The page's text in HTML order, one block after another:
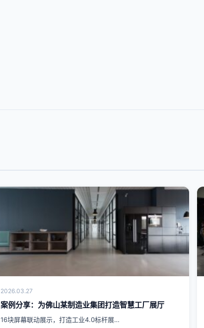
2026.03.27
案例分享：为佛山某制造业集团打造智慧工厂展厅
16块屏幕联动展示，打造工业4.0标杆展…